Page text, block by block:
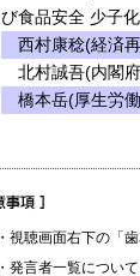
び食品安全 少子
西村康稔(経済
北村誠吾(内閣
橋本岳(厚生労
・視聴画面右下の「
・発言者一覧につい